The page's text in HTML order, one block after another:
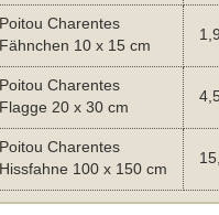
Poitou Charentes
Fähnchen 10 x 15 cm
Poitou Charentes
Flagge 20 x 30 cm
Poitou Charentes
Hissfahne 100 x 150 cm